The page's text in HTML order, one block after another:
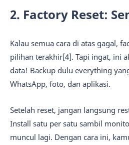
2. Factory Reset:
Kalau semua cara di atas gagal,
pilihan terakhir[4]. Tapi ingat, ini
data! Backup dulu everything
WhatsApp, foto, dan aplikasi.
Setelah reset, jangan langsung
Install satu per satu sambil
muncul lagi. Dengan cara ini,